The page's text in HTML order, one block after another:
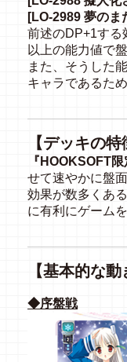
[LO-2989 夢のま
前述のDP+1する
以上の能力値で
また、そうした
キャラであるた
【デッキの特
『HOOKSOFT
せて速やかに盤
効果が数多くあ
に有利にゲーム
【基本的な動
◆序盤戦